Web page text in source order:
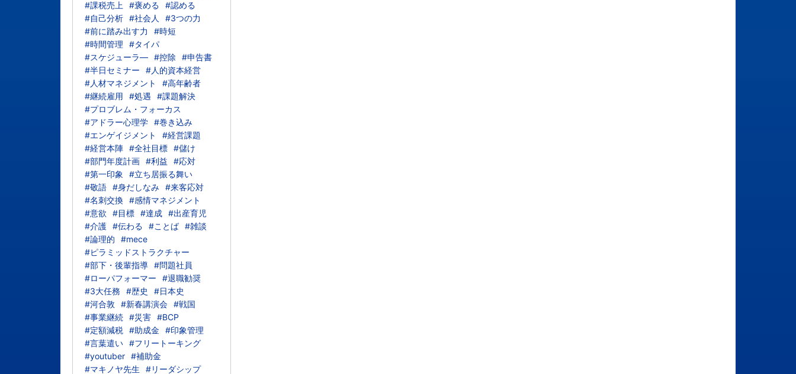
#課税売上
#褒める
#認める
#自己分析 #社会人
#3つの力
#前に踏み出す力
#時短
#時間管理
#タイパ
#スケジューラ― #控除
#申告書
#半日セミナー
#人的資本経営
#人材マネジメント
#高年齢者
#継続雇用
#処遇
#課題解決
#プロブレム・フォーカス
#アドラー心理学 #巻き込み
#エンゲイジメント
#経営課題
#経営本陣 #全社目標 #儲け
#部門年度計画 #利益
#応対
#第一印象
#立ち居振る舞い
#敬語 #身だしなみ #来客応対
#名刺交換 #感情マネジメント
#意欲
#目標 #達成 #出産育児
#介護 #伝わる #ことば #雑談
#論理的
#mece
#ピラミッドストラクチャー
#部下・後輩指導 #問題社員
#ローパフォーマー
#退職勧奨
#3大任務
#歴史
#日本史
#河合敦
#新春講演会 #戦国
#事業継続 #災害 #BCP
#定額減税 #助成金
#印象管理
#言葉遣い #フリートーキング
#youtuber #補助金
#マキノヤ先生
#リーダシップ